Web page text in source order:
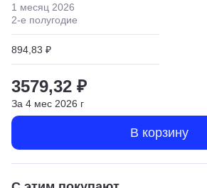
1 месяц 2026
2-е полугодие
894,83 ₽
3579,32 ₽
За 4 мес 2026 г
В корзину